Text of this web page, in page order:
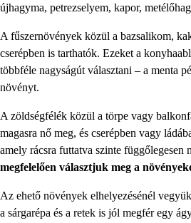
újhagyma, petrezselyem, kapor,
A fűszernövények közül a bazsalikom,
cserépben is tarthatók. Ezeket a
többféle nagyságút választani – a menta
növényt.
A zöldségfélék közül a törpe vagy
magasra nő meg, és cserépben vagy
amely rácsra futtatva szinte
megfelelően választjuk meg a
Az ehető növények elhelyezésénél
a sárgarépa és a retek is jól megfér egy